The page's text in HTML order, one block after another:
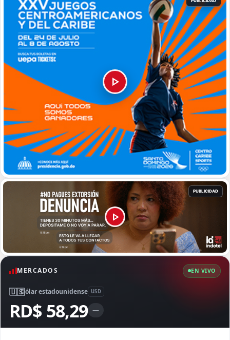
MERCADOS EN VIVO
🇺🇸Dólar estadounidense USD
RD$ 58,29 —